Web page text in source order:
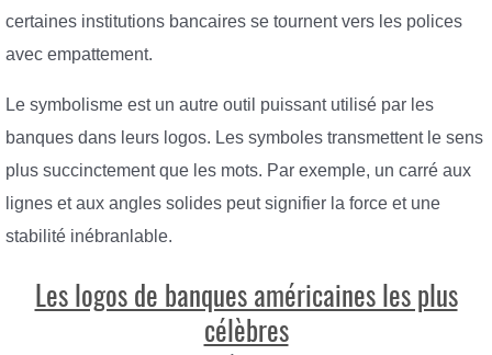
certaines institutions bancaires se tournent vers les polices
avec empattement.
Le symbolisme est un autre outil puissant utilisé par les
banques dans leurs logos. Les symboles transmettent le sens
plus succinctement que les mots. Par exemple, un carré aux
lignes et aux angles solides peut signifier la force et une
stabilité inébranlable.
Les logos de banques américaines les plus
célèbres